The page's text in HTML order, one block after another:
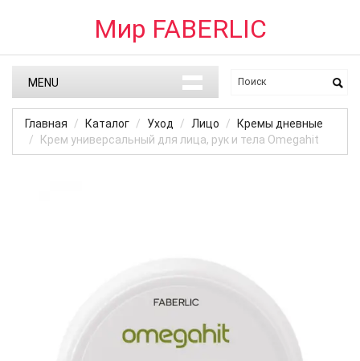
Мир FABERLIC
MENU
Главная Каталог Уход Лицо
Кремы дневные
Крем универсальный для лица, рук и тела Omegahit